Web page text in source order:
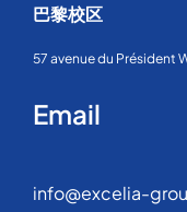
巴黎校区
57 avenue du Président
Email
info@excelia-